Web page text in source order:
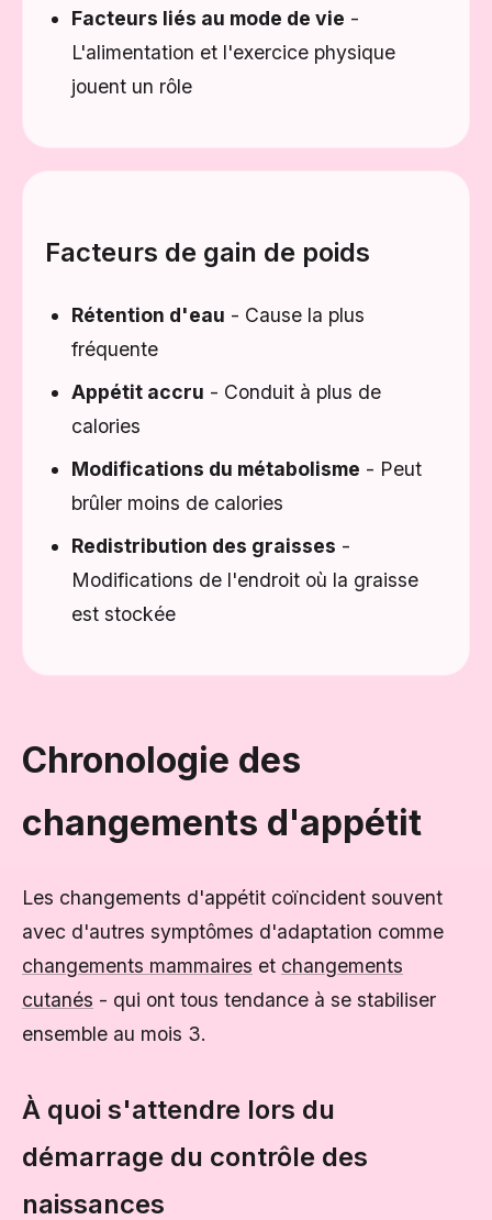
Facteurs liés au mode de vie -
L'alimentation et l'exercice physique
jouent un rôle
Facteurs de gain de poids
Rétention d'eau - Cause la plus
fréquente
Appétit accru - Conduit à plus de
calories
Modifications du métabolisme - Peut
brûler moins de calories
Redistribution des graisses -
Modifications de l'endroit où la graisse
est stockée
Chronologie des
changements d'appétit
Les changements d'appétit coïncident souvent
avec d'autres symptômes d'adaptation comme
changements mammaires et changements
cutanés - qui ont tous tendance à se stabiliser
ensemble au mois 3.
À quoi s'attendre lors du
démarrage du contrôle des
naissances